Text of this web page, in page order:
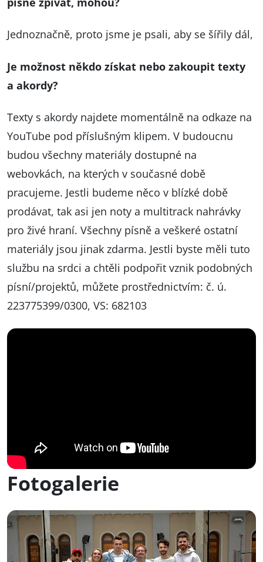
Jednoznačně, proto jsme je psali, aby se šířily dál,
Je možnost někdo získat nebo zakoupit texty
a akordy?
Texty s akordy najdete momentálně na odkaze na
YouTube pod příslušným klipem. V budoucnu
budou všechny materiály dostupné na
webovkách, na kterých v současné době
pracujeme. Jestli budeme něco v blízké době
prodávat, tak asi jen noty a multitrack nahrávky
pro živé hraní. Všechny písně a veškeré ostatní
materiály jsou jinak zdarma. Jestli byste měli tuto
službu na srdci a chtěli podpořit vznik podobných
písní/projektů, můžete prostřednictvím: č. ú.
223775399/0300, VS: 682103
Fotogalerie